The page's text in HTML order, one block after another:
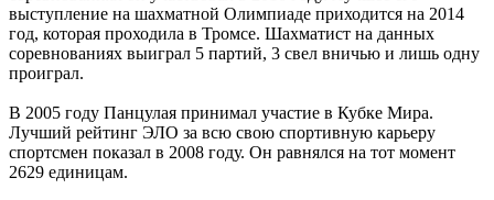
выступление на шахматной Олимпиаде приходится на 2014
год, которая проходила в Тромсе. Шахматист на данных
соревнованиях выиграл 5 партий, 3 свел вничью и лишь одну
проиграл.
В 2005 году Панцулая принимал участие в Кубке Мира.
Лучший рейтинг ЭЛО за всю свою спортивную карьеру
спортсмен показал в 2008 году. Он равнялся на тот момент
2629 единицам.